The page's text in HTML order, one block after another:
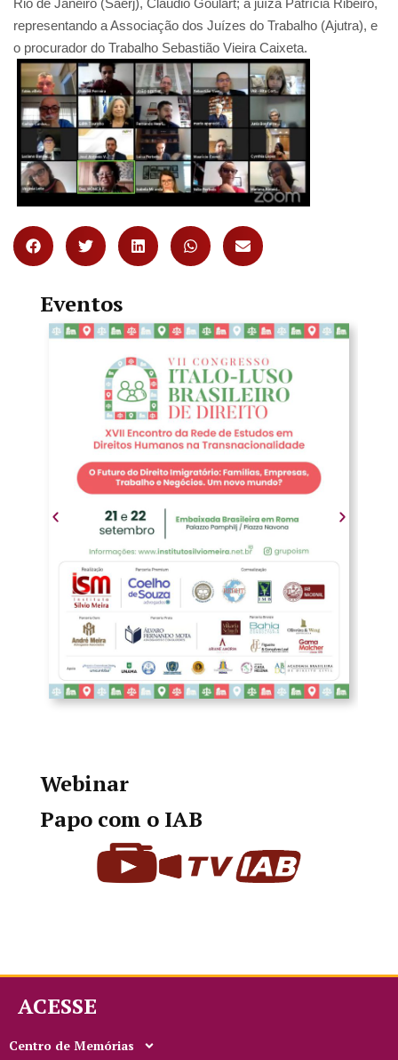
Rio de Janeiro (Saerj), Cláudio Goulart; a juíza Patrícia Ribeiro,
representando a Associação dos Juízes do Trabalho (Ajutra), e
o procurador do Trabalho Sebastião Vieira Caixeta.
Eventos
Webinar
Papo com o IAB
ACESSE
Centro de Memórias